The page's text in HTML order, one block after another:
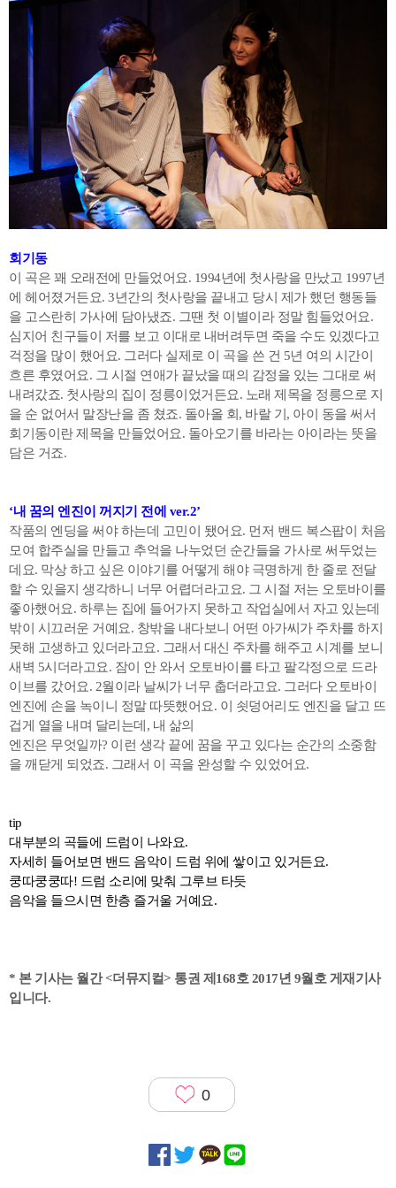
회기동
이 곡은 꽤 오래전에 만들었어요. 1994년에 첫사랑을 만났고 1997년
에 헤어졌거든요. 3년간의 첫사랑을 끝내고 당시 제가 했던 행동들
을 고스란히 가사에 담아냈죠. 그땐 첫 이별이라 정말 힘들었어요.
심지어 친구들이 저를 보고 이대로 내버려두면 죽을 수도 있겠다고
걱정을 많이 했어요. 그러다 실제로 이 곡을 쓴 건 5년 여의 시간이
흐른 후였어요. 그 시절 연애가 끝났을 때의 감정을 있는 그대로 써
내려갔죠. 첫사랑의 집이 정릉이었거든요. 노래 제목을 정릉으로 지
을 순 없어서 말장난을 좀 쳤죠. 돌아올 회, 바랄 기, 아이 동을 써서
회기동이란 제목을 만들었어요. 돌아오기를 바라는 아이라는 뜻을
담은 거죠.
‘내 꿈의 엔진이 꺼지기 전에 ver.2’
작품의 엔딩을 써야 하는데 고민이 됐어요. 먼저 밴드 복스팝이 처음
모여 합주실을 만들고 추억을 나누었던 순간들을 가사로 써두었는
데요. 막상 하고 싶은 이야기를 어떻게 해야 극명하게 한 줄로 전달
할 수 있을지 생각하니 너무 어렵더라고요. 그 시절 저는 오토바이를
좋아했어요. 하루는 집에 들어가지 못하고 작업실에서 자고 있는데
밖이 시끄러운 거예요. 창밖을 내다보니 어떤 아가씨가 주차를 하지
못해 고생하고 있더라고요. 그래서 대신 주차를 해주고 시계를 보니
새벽 5시더라고요. 잠이 안 와서 오토바이를 타고 팔각정으로 드라
이브를 갔어요. 2월이라 날씨가 너무 춥더라고요. 그러다 오토바이
엔진에 손을 녹이니 정말 따뜻했어요. 이 쇳덩어리도 엔진을 달고 뜨
겁게 열을 내며 달리는데, 내 삶의
엔진은 무엇일까? 이런 생각 끝에 꿈을 꾸고 있다는 순간의 소중함
을 깨닫게 되었죠. 그래서 이 곡을 완성할 수 있었어요.
tip
대부분의 곡들에 드럼이 나와요.
자세히 들어보면 밴드 음악이 드럼 위에 쌓이고 있거든요.
쿵따쿵쿵따! 드럼 소리에 맞춰 그루브 타듯
음악을 들으시면 한층 즐거울 거예요.
* 본 기사는 월간 <더뮤지컬> 통권 제168호 2017년 9월호 게재기사
입니다.
0